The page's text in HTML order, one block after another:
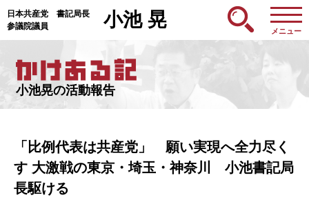
日本共産党 書記局長
参議院議員
小池 晃
メニュー
小池晃の活動報告
「比例代表は共産党」 願い実現へ全力尽く
す 大激戦の東京・埼玉・神奈川 小池書記局
長駆ける